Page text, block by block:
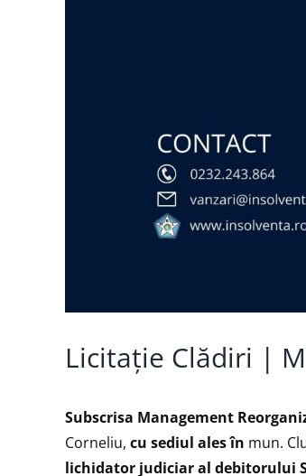
Licitație Clădiri |
Subscrisa Management
Corneliu, cu sediul ales în mun.
lichidator judiciar al debitorului